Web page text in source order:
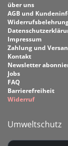
über uns
AGB und
Impressum
Zahlung und
Kontakt
Newsletter
Jobs
FAQ
Barrierefreiheit
Widerruf
Umweltschutz